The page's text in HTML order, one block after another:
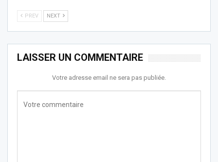
PREV NEXT
LAISSER UN COMMENTAIRE
Votre adresse email ne sera pas publiée.